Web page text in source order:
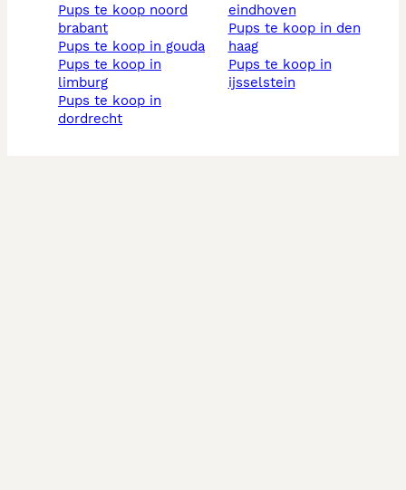
pups te koop noord
brabant
pups te koop in gouda
pups te koop in
limburg
pups te koop in
dordrecht
eindhoven
pups te koop in den
haag
pups te koop in
ijsselstein